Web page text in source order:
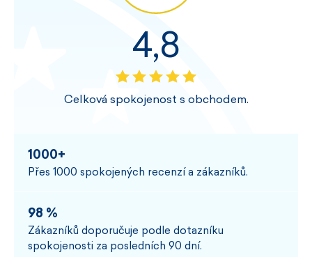
4,8
Celková spokojenost s obchodem.
1000+
Přes 1000 spokojených recenzí a zákazníků.
98 %
Zákazníků doporučuje podle dotazníku
spokojenosti za posledních 90 dní.